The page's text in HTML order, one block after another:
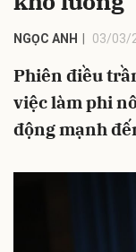
NGỌC ANH 03/03/
Phiên điều
việc làm phi
động mạnh